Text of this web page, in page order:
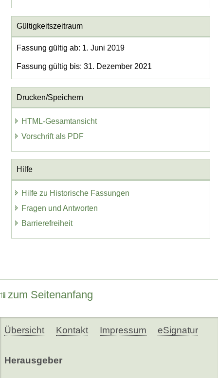
Gültigkeitszeitraum
Fassung gültig ab: 1. Juni 2019
Fassung gültig bis: 31. Dezember 2021
Drucken/Speichern
HTML-Gesamtansicht
Vorschrift als PDF
Hilfe
Hilfe zu Historische Fassungen
Fragen und Antworten
Barrierefreiheit
zum Seitenanfang
Übersicht Kontakt Impressum eSignatur
Herausgeber